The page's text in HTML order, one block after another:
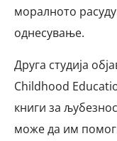
моралното
однесување.
Друга студија
Childhood
книги за
може да им